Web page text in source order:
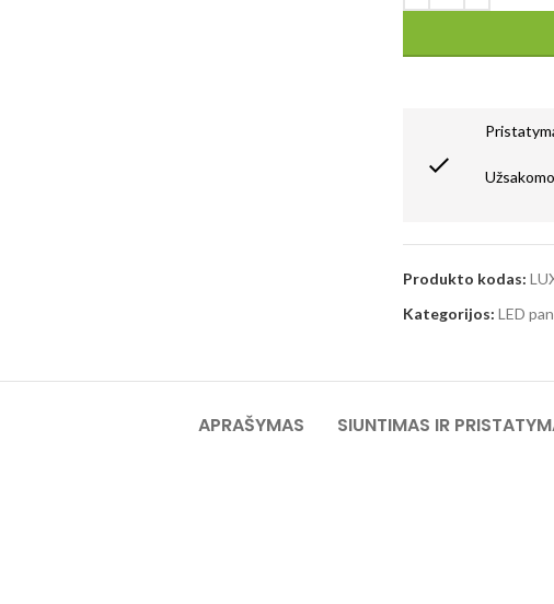
Produkto kodas:
Kategorijos: LED
APRAŠYMAS SIUNTIMAS IR